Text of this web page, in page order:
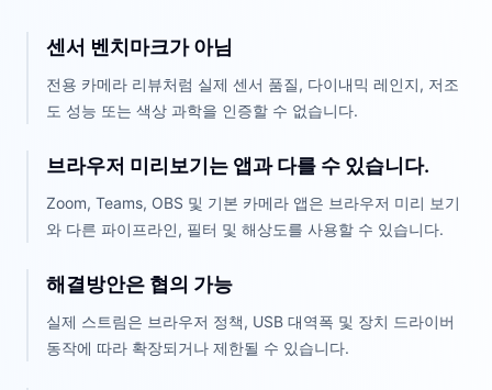
센서 벤치마크가 아님
전용 카메라 리뷰처럼 실제 센서 품질, 다이내믹 레인지, 저조
도 성능 또는 색상 과학을 인증할 수 없습니다.
브라우저 미리보기는 앱과 다를 수 있습니다.
Zoom, Teams, OBS 및 기본 카메라 앱은 브라우저 미리 보기
와 다른 파이프라인, 필터 및 해상도를 사용할 수 있습니다.
해결방안은 협의 가능
실제 스트림은 브라우저 정책, USB 대역폭 및 장치 드라이버
동작에 따라 확장되거나 제한될 수 있습니다.